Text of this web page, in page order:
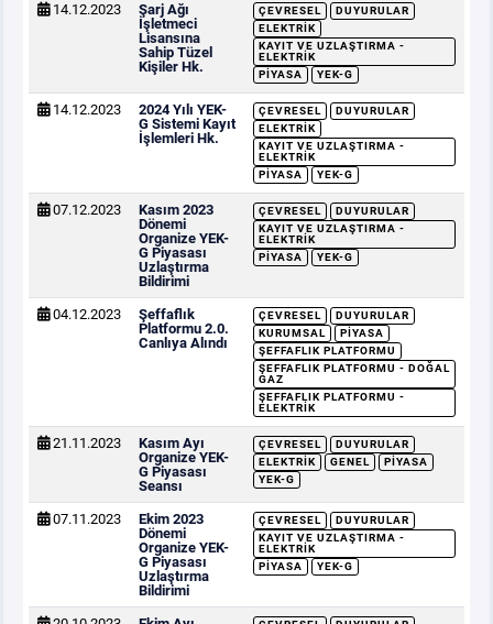
14.12.2023
Şarj Ağı
İşletmeci
Lisansına
Sahip Tüzel
Kişiler Hk.
ÇEVRESEL
DUYURULAR
ELEKTRIK
KAYIT VE UZLAŞTIRMA -
ELEKTRIK
PIYASA
YEK-G
14.12.2023
2024 Yılı YEK-
G Sistemi Kayıt
İşlemleri Hk.
ÇEVRESEL
DUYURULAR
ELEKTRIK
KAYIT VE UZLAŞTIRMA -
ELEKTRIK
PIYASA
YEK-G
07.12.2023
Kasım 2023
Dönemi
Organize YEK-
G Piyasası
Uzlaştırma
Bildirimi
ÇEVRESEL
DUYURULAR
KAYIT VE UZLAŞTIRMA -
ELEKTRIK
PIYASA
YEK-G
04.12.2023
Şeffaflık
Platformu 2.0.
Canlıya Alındı
ÇEVRESEL
DUYURULAR
KURUMSAL
PIYASA
ŞEFFAFLIK PLATFORMU
ŞEFFAFLIK PLATFORMU - DOĞAL
GAZ
ŞEFFAFLIK PLATFORMU -
ELEKTRIK
21.11.2023
Kasım Ayı
Organize YEK-
G Piyasası
Seansı
ÇEVRESEL
DUYURULAR
ELEKTRIK
GENEL
PIYASA
YEK-G
07.11.2023
Ekim 2023
Dönemi
Organize YEK-
G Piyasası
Uzlaştırma
Bildirimi
ÇEVRESEL
DUYURULAR
KAYIT VE UZLAŞTIRMA -
ELEKTRIK
PIYASA
YEK-G